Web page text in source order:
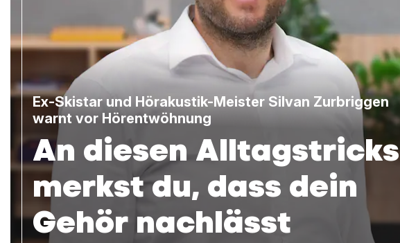
Ex-Skistar und Hörakustik-Meister Silvan Zurbriggen
warnt vor Hörentwöhnung
An diesen Alltagstricks
merkst du, dass dein
Gehör nachlässt